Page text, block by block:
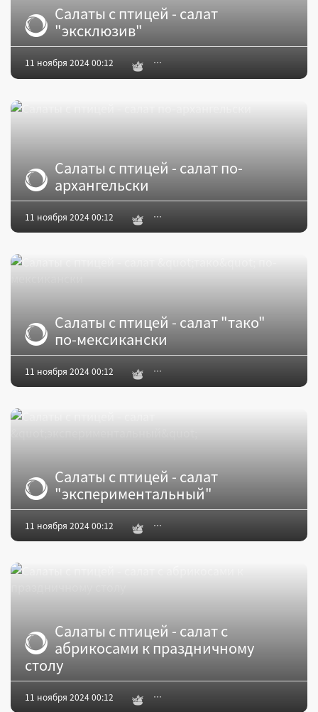
Салаты с птицей - салат
"эксклюзив"
11 ноября 2024 00:12
Салаты с птицей - салат по-
архангельски
11 ноября 2024 00:12
Салаты с птицей - салат "тако"
по-мексикански
11 ноября 2024 00:12
Салаты с птицей - салат
"экспериментальный"
11 ноября 2024 00:12
Салаты с птицей - салат с
абрикосами к праздничному
столу
11 ноября 2024 00:12